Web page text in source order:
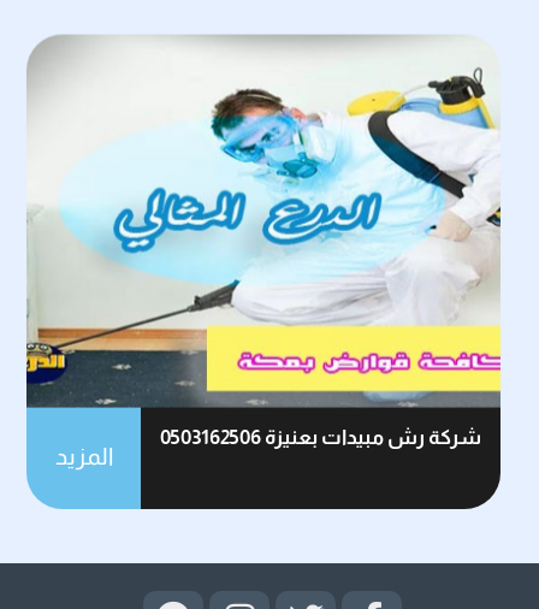
شركة رش مبيدات بعنيزة 0503162506
المزيد